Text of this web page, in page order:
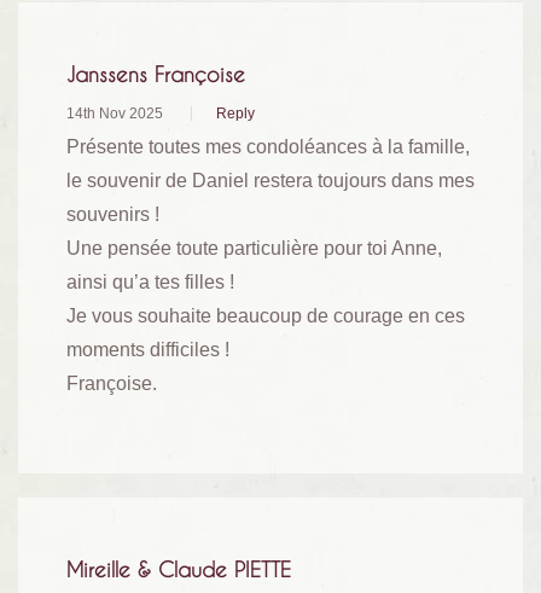
Janssens Françoise
14th Nov 2025 Reply
Présente toutes mes condoléances à la famille,
le souvenir de Daniel restera toujours dans mes
souvenirs !
Une pensée toute particulière pour toi Anne,
ainsi qu’a tes filles !
Je vous souhaite beaucoup de courage en ces
moments difficiles !
Françoise.
Mireille & Claude PIETTE